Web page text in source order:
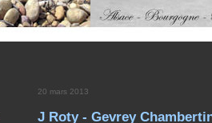
20 mars 2013
J Roty - Gevrey